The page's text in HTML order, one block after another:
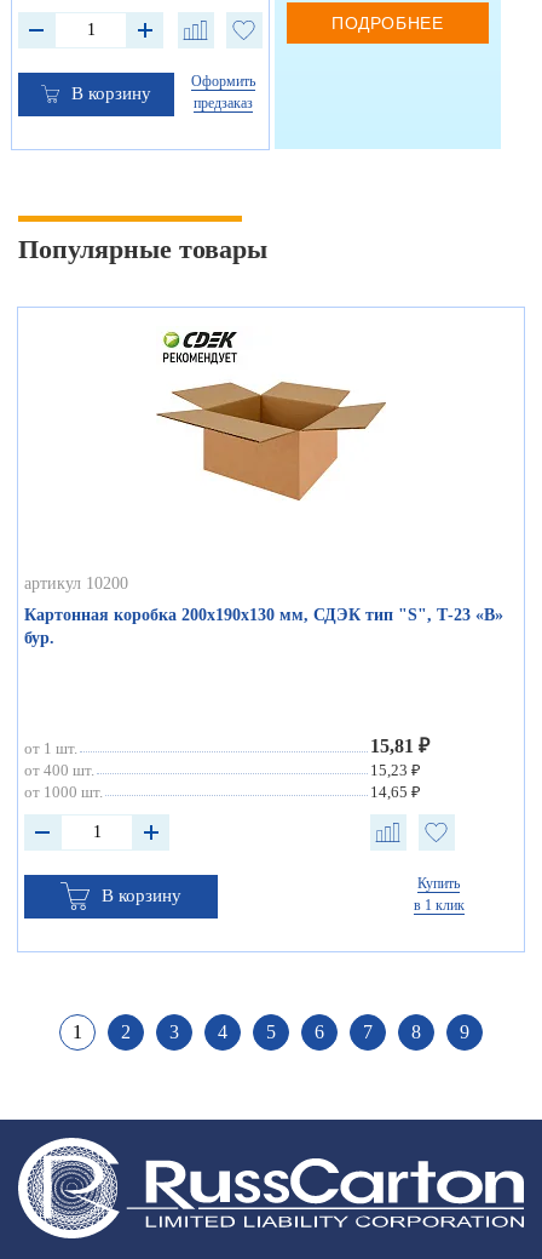
В корзину
Оформить
предзаказ
ПОДРОБНЕЕ
Популярные товары
артикул 10200
Картонная коробка 200х190х130 мм, СДЭК тип "S", Т-23 «В»
бур.
от 1 шт. 15,81 ₽
от 400 шт.
15,23 ₽
от 1000 шт.
14,65 ₽
В корзину
Купить
в 1 клик
1 2 3 4 5 6 7 8 9